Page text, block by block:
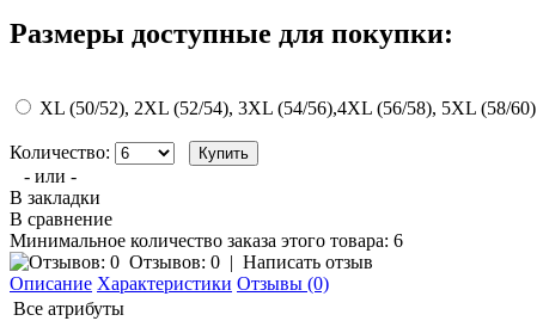
Размеры доступные для покупки:
XL (50/52), 2XL (52/54), 3XL (54/56),4XL (56/58), 5XL (58/60)
Количество:
- или -
В закладки
В сравнение
Минимальное количество заказа этого товара: 6
Отзывов: 0 | Написать отзыв
Описание Характеристики Отзывы (0)
Все атрибуты